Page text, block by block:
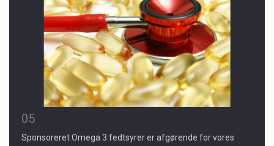
05
Sponsoreret Omega 3 fedtsyrer er afgørende for vores